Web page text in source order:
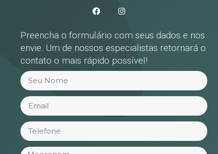
Preencha o formulário com seus dados e nos
envie. Um de nossos especialistas retornará o
contato o mais rápido possível!